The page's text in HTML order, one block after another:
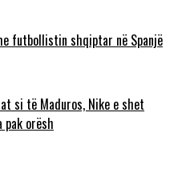
futbollistin shqiptar në Spanjë
si të Maduros, Nike e shet
orësh